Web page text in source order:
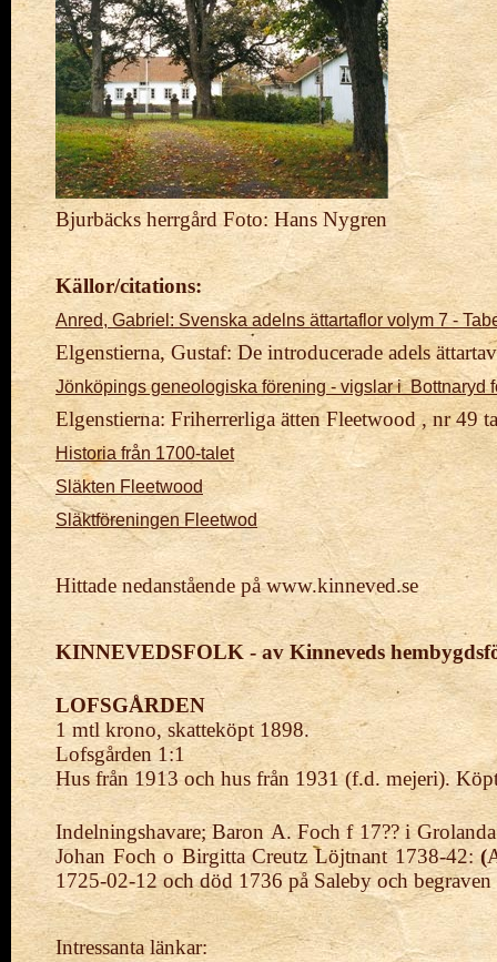
Bjurbäcks herrgård Foto: Hans Nygren
Källor/citations:
Anred, Gabriel: Svenska adelns ättartaflor volym 7 -
Elgenstierna, Gustaf: De introducerade adels
Jönköpings geneologiska förening - vigslar i Bottnaryd
Elgenstierna: Friherrerliga ätten Fleetwood , nr 49
Historia från 1700-talet
Släkten Fleetwood
Släktföreningen Fleetwod
Hittade nedanstående på www.kinneved.se
KINNEVEDSFOLK - av Kinneveds
LOFSGÅRDEN
1 mtl krono, skatteköpt 1898.
Lofsgården 1:1
Hus från 1913 och hus från 1931 (f.d. mejeri).
Indelningshavare; Baron A. Foch f 17?? i
Johan Foch o Birgitta CreutzLöjtnant 1738-42:(
1725-02-12 och död 1736 på Saleby och
Intressanta länkar: